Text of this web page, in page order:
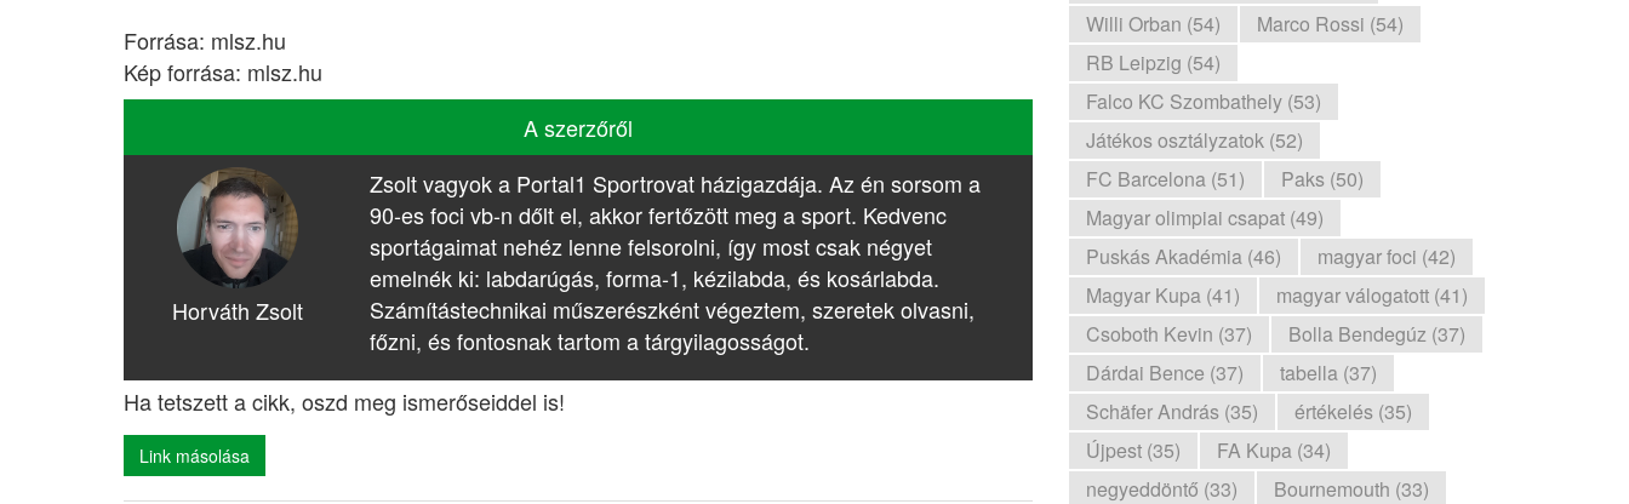
Forrása: mlsz.hu
Kép forrása: mlsz.hu
A szerzőről
Horváth Zsolt
Zsolt vagyok a Portal1 Sportrovat házigazdája. Az én sorsom a
90-es foci vb-n dőlt el, akkor fertőzött meg a sport. Kedvenc
sportágaimat nehéz lenne felsorolni, így most csak négyet
emelnék ki: labdarúgás, forma-1, kézilabda, és kosárlabda.
Számítástechnikai műszerészként végeztem, szeretek olvasni,
főzni, és fontosnak tartom a tárgyilagosságot.
Ha tetszett a cikk, oszd meg ismerőseiddel is!
Link másolása
Willi Orban (54)
Marco Rossi (54)
RB Leipzig (54)
Falco KC Szombathely (53)
Játékos osztályzatok (52)
FC Barcelona (51)
Paks (50)
Magyar olimpiai csapat (49)
Puskás Akadémia (46)
magyar foci (42)
Magyar Kupa (41)
magyar válogatott (41)
Csoboth Kevin (37)
Bolla Bendegúz (37)
Dárdai Bence (37)
tabella (37)
Schäfer András (35)
értékelés (35)
Újpest (35)
FA Kupa (34)
negyeddöntő (33)
Bournemouth (33)